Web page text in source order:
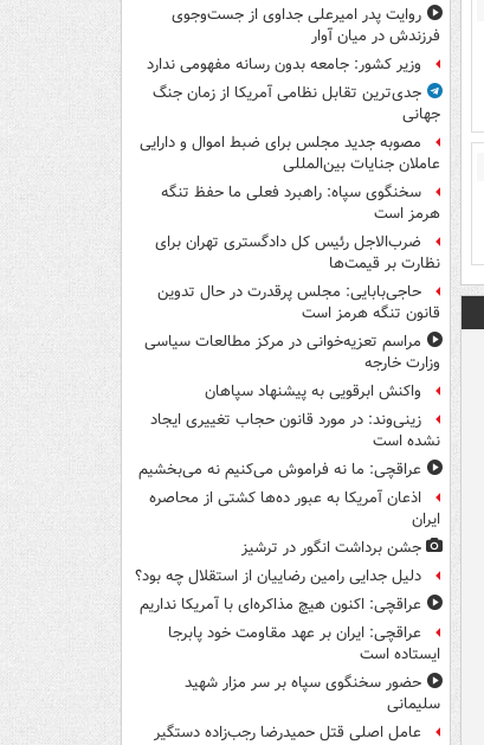
روایت پدر امیرعلی جداوی از جست‌وجوی
فرزندش در میان آوار
وزیر کشور: جامعه بدون رسانه مفهومی ندارد
جدی‌ترین تقابل نظامی آمریکا از زمان جنگ
جهانی
مصوبه جدید مجلس برای ضبط اموال و دارایی
عاملان جنایات بین‌المللی
سخنگوی سپاه: راهبرد فعلی ما حفظ تنگه
هرمز است
ضرب‌الاجل رئیس کل دادگستری تهران برای
نظارت بر قیمت‌ها
حاجی‌بابایی: مجلس پرقدرت در حال تدوین
قانون تنگه هرمز است
مراسم تعزیه‌خوانی در مرکز مطالعات سیاسی
وزارت خارجه
واکنش ابرقویی به پیشنهاد سپاهان
زینی‌وند: در مورد قانون حجاب تغییری ایجاد
نشده است
عراقچی: ما نه فراموش می‌کنیم نه می‌بخشیم
اذعان آمریکا به عبور ده‌ها کشتی از محاصره
ایران
جشن برداشت انگور در ترشیز
دلیل جدایی رامین رضاییان از استقلال چه بود؟
عراقچی: اکنون هیچ مذاکره‌ای با آمریکا نداریم
عراقچی: ایران بر عهد مقاومت خود پابرجا
ایستاده است
حضور سخنگوی سپاه بر سر مزار شهید
سلیمانی
عامل اصلی قتل حمیدرضا رجب‌زاده دستگیر